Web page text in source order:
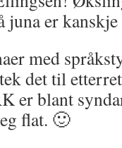
juna er
med
det til
er blant
flat. 🙂